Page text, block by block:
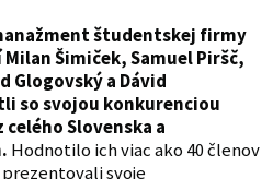
študentskej firmy
Milan Šimiček, Samuel Piršč,
Glogovský a Dávid
so svojou konkurenciou
Slovenska a
Hodnotilo ich viac ako 40 členov
svoje